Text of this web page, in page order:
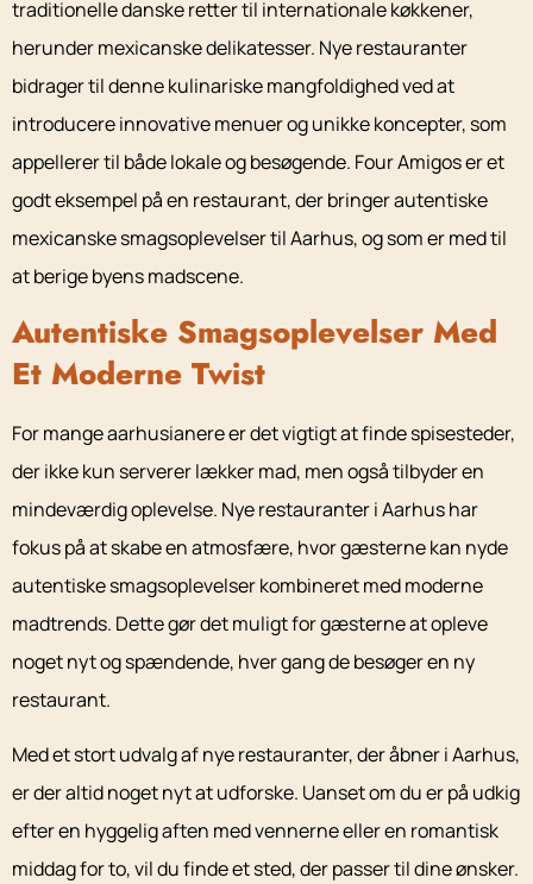
traditionelle danske retter til internationale køkkener,
herunder mexicanske delikatesser. Nye restauranter
bidrager til denne kulinariske mangfoldighed ved at
introducere innovative menuer og unikke koncepter, som
appellerer til både lokale og besøgende. Four Amigos er et
godt eksempel på en restaurant, der bringer autentiske
mexicanske smagsoplevelser til Aarhus, og som er med til
at berige byens madscene.
Autentiske Smagsoplevelser Med
Et Moderne Twist
For mange aarhusianere er det vigtigt at finde spisesteder,
der ikke kun serverer lækker mad, men også tilbyder en
mindeværdig oplevelse. Nye restauranter i Aarhus har
fokus på at skabe en atmosfære, hvor gæsterne kan nyde
autentiske smagsoplevelser kombineret med moderne
madtrends. Dette gør det muligt for gæsterne at opleve
noget nyt og spændende, hver gang de besøger en ny
restaurant.
Med et stort udvalg af nye restauranter, der åbner i Aarhus,
er der altid noget nyt at udforske. Uanset om du er på udkig
efter en hyggelig aften med vennerne eller en romantisk
middag for to, vil du finde et sted, der passer til dine ønsker.